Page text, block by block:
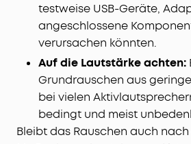
testweise USB-Geräte,
angeschlossene
verursachen könnten.
Auf die Lautstärke achten:
Grundrauschen aus
bei vielen
bedingt und meist
Bleibt das Rauschen auch